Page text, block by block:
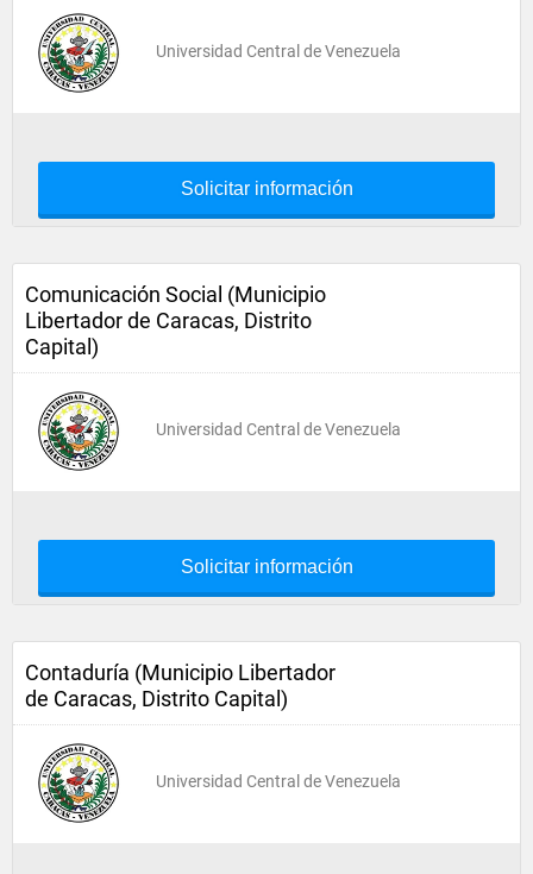
Universidad Central de Venezuela
Solicitar información
Comunicación Social (Municipio
Libertador de Caracas, Distrito
Capital)
Universidad Central de Venezuela
Solicitar información
Contaduría (Municipio Libertador
de Caracas, Distrito Capital)
Universidad Central de Venezuela